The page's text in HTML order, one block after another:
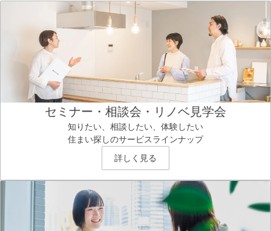
セミナー・相談会・リノベ見学会
知りたい、相談したい、体験したい
住まい探しのサービスラインナップ
詳しく見る